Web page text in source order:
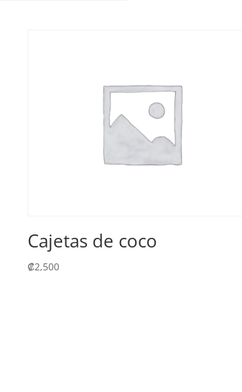
Cajetas de coco
₡2,500